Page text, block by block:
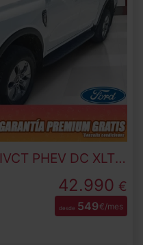
Pickup 2.3 TIVCT PHEV DC XLT 4x4 AT 207 kW (282 CV)
42.990 €
desde 549€/mes